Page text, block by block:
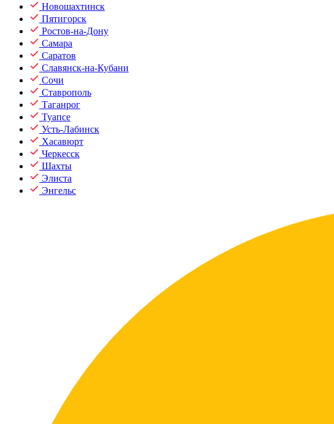
Новошахтинск
Пятигорск
Ростов-на-Дону
Самара
Саратов
Славянск-на-Кубани
Сочи
Ставрополь
Таганрог
Туапсе
Усть-Лабинск
Хасавюрт
Черкесск
Шахты
Элиста
Энгельс